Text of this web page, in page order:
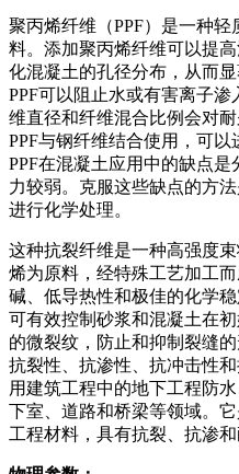
聚丙烯纤维（PPF）是一种
料。添加聚丙烯纤维可以提
化混凝土的孔径分布，从而
PPF可以阻止水或有害离子
维直径和纤维混合比例会对
PPF与钢纤维结合使用，可以
PPF在混凝土应用中的缺点
力较弱。克服这些缺点的方
进行化学处理。
这种抗裂纤维是一种高强度
烯为原料，经特殊工艺加工
碱、低导热性和极佳的化学
可有效控制砂浆和混凝土在
的微裂纹，防止和抑制裂缝
抗裂性、抗渗性、抗冲击性
用建筑工程中的地下工程防
下室、道路和桥梁等领域。
工程材料，具有抗裂、抗渗和